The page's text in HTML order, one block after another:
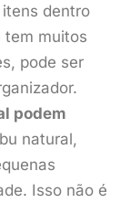
dentro
tem muitos
pode ser
podem
natural,
Isso não é